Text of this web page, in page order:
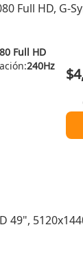
Full HD, G-
Full HD
240Hz